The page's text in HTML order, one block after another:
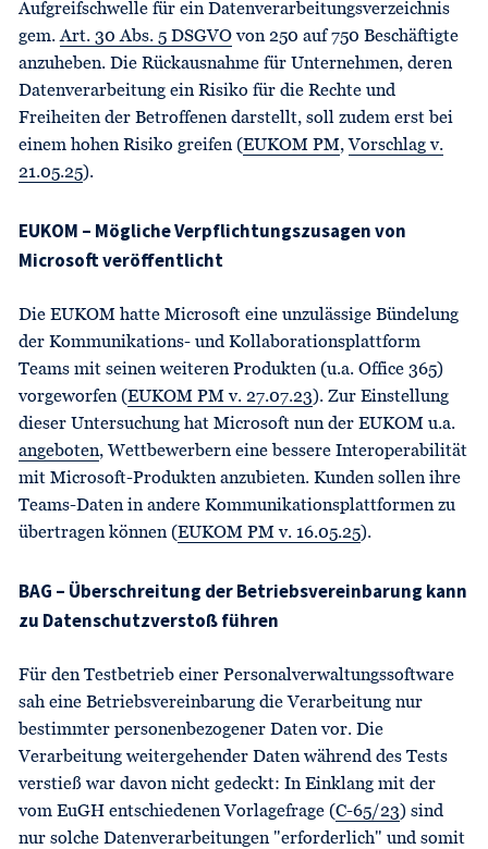
Aufgreifschwelle für ein Datenverarbeitungsverzeichnis
gem.Art. 30 Abs. 5 DSGVOvon 250 auf 750 Beschäftigte
anzuheben. Die Rückausnahme für Unternehmen, deren
Datenverarbeitung ein Risiko für die Rechte und
Freiheiten der Betroffenen darstellt, soll zudem erst bei
einem hohen Risiko greifen (EUKOM PM, Vorschlag v.
21.05.25).
EUKOM – Mögliche Verpflichtungszusagen von
Microsoft veröffentlicht
Die EUKOM hatte Microsoft eine unzulässige Bündelung
der Kommunikations- und Kollaborationsplattform
Teams mit seinen weiteren Produkten (u.a. Office 365)
vorgeworfen (EUKOM PM v. 27.07.23). Zur Einstellung
dieser Untersuchung hat Microsoft nun der EUKOM u.a.
angeboten, Wettbewerbern eine bessere Interoperabilität
mit Microsoft-Produkten anzubieten. Kunden sollen ihre
Teams-Daten in andere Kommunikationsplattformen zu
übertragen können (EUKOM PM v. 16.05.25).
BAG – Überschreitung der Betriebsvereinbarung kann
zu Datenschutzverstoß führen
Für den Testbetrieb einer Personalverwaltungssoftware
sah eine Betriebsvereinbarung die Verarbeitung nur
bestimmter personenbezogener Daten vor. Die
Verarbeitung weitergehender Daten während des Tests
verstieß war davon nicht gedeckt: In Einklang mit der
vom EuGH entschiedenen Vorlagefrage (C-65/23) sind
nur solche Datenverarbeitungen "erforderlich" und somit